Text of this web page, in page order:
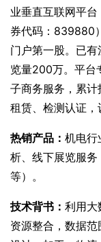
业垂直互联网平
券代码：839880
门户第一股。已
览量200万。平台
子商务服务，累
租赁、检测认证，
热销产品： 机电行
析、线下展览服
等）。
技术背书： 利用大
资源整合，数据范